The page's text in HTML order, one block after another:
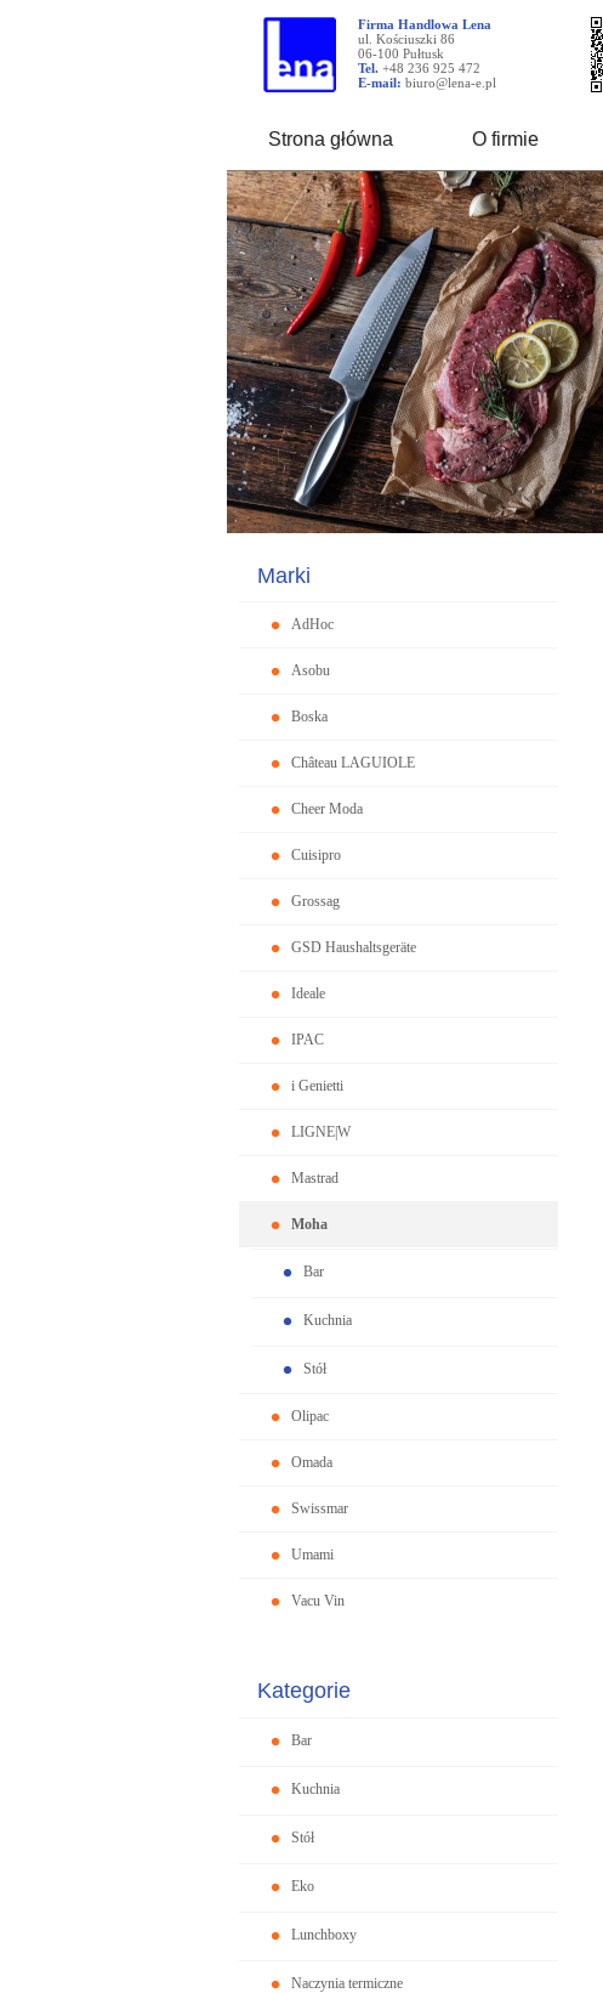
Firma Handlowa Lena
ul. Kościuszki 86
06-100 Pułtusk
Tel. +48 236 925 472
E-mail: biuro@lena-e.pl
Strona główna O firmie
Marki
AdHoc
Asobu
Boska
Château LAGUIOLE
Cheer Moda
Cuisipro
Grossag
GSD Haushaltsgeräte
Ideale
IPAC
i Genietti
LIGNE|W
Mastrad
Moha
Bar
Kuchnia
Stół
Olipac
Omada
Swissmar
Umami
Vacu Vin
Kategorie
Bar
Kuchnia
Stół
Eko
Lunchboxy
Naczynia termiczne